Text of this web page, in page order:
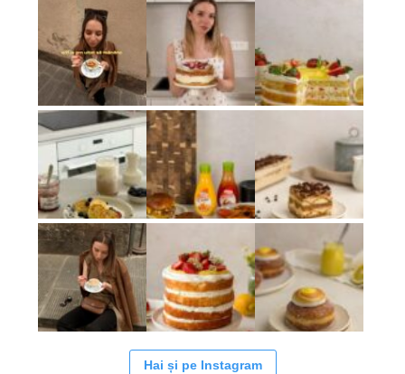
Hai și pe Instagram